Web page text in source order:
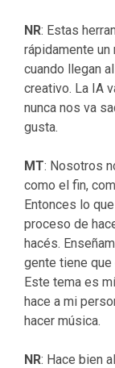
NR: Estas
rápidamente
cuando llegan
creativo. La IA
nunca nos va
gusta.
MT: Nosotros
como el fin,
Entonces lo
proceso de
hacés.
gente tiene
Este tema es
hace a mi
hacer música.
NR: Hace bien